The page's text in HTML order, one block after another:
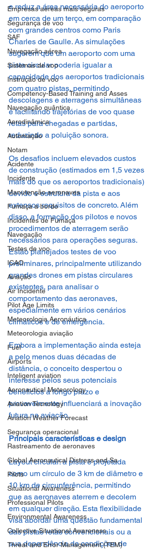
Empresas aéreas mais seguras
Segurança de voo
SAF
Navegação aérea
Sistemas de voo
Instrução de voo
Competency-Based Training and Asses
Navegação quântica
Aerodinâmica
Automação
Notam
Acidente
Incidente
Manutenção aeronaves
Fumaça a bordo
Incidentes de Fumaça
Navegação
Testes de voo
ICAO
Aviação
Air Incidente
Pilot Age Limits
Meteorologia Aeronáutica
Meteorologia aviação
Fuel
Airports
Inteligent aviation
Aeronautical Meteorology
Aviation Tecnology
Aviation Weather Forecast
Segurança operacional
Rastreamento de aeronaves
Global Aeronautical Distress and Sa
Pilots
Situational Awareness
Professional Pilots
Environmental Awareness
Collective Situational Awareness
Threat and Error Management (TEM)
e reduz a área necessária do aeroporto
em cerca de um terço, em comparação
com grandes centros como Paris
Charles de Gaulle. As simulações
sugerem que um aeroporto com uma
pista circular poderia igualar a
capacidade dos aeroportos tradicionais
com quatro pistas, permitindo
descolagens e aterragens simultâneas
e facilitando trajetórias de voo quase
retas para chegadas e partidas,
reduzindo a poluição sonora.
Os desafios incluem elevados custos
de construção (estimados em 1,5 vezes
mais do que os aeroportos tradicionais)
devido e estrutura da pista e aos
extensos requisitos de concreto. Além
disso, a formação dos pilotos e novos
procedimentos de aterragem serão
necessários para operações seguras.
Estão planejados testes de voo
preliminares, principalmente utilizando
grandes drones em pistas circulares
existentes, para analisar o
comportamento das aeronaves,
especialmente em vários cenários
climáticos e de emergência.
Embora a implementação ainda esteja
a pelo menos duas décadas de
distância, o conceito despertou o
interesse pelos seus potenciais
benefícios a longo prazo e
provavelmente influenciará a inovação
futura na aviação.
Principais características e design
Layout circular: a pista é projetada
como um círculo de 3 km de diâmetro e
10 km de circunferência, permitindo
que as aeronaves aterrem e decolem
em qualquer direção. Esta flexibilidade
visa abordar uma questão fundamental
das pistas retas convencionais ou a
sua dependência de condições de